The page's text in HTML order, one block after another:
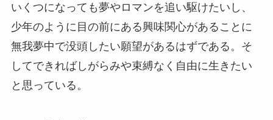
いくつになっても夢やロマンを追い駆けたいし、
少年のように目の前にある興味関心があることに
無我夢中で没頭したい願望があるはずである。そ
してできればしがらみや束縛なく自由に生きたい
と思っている。